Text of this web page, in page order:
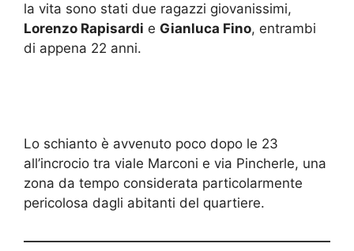
la vita sono stati due ragazzi giovanissimi,
Lorenzo Rapisardi e Gianluca Fino, entrambi
di appena 22 anni.
Lo schianto è avvenuto poco dopo le 23
all’incrocio tra viale Marconi e via Pincherle, una
zona da tempo considerata particolarmente
pericolosa dagli abitanti del quartiere.